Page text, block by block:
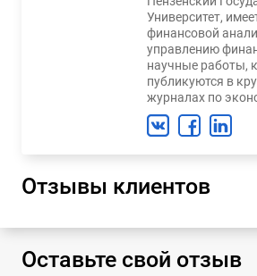
Университет,
финансовой
управлению
научные работы,
публикуются в
журналах по
Отзывы клиентов
Оставьте свой отзыв